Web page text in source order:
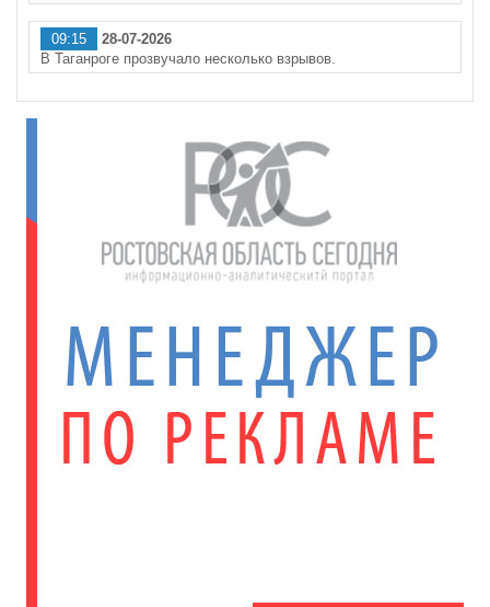
09:15
28-07-2026
В Таганроге прозвучало несколько взрывов.